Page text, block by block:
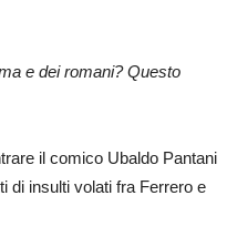
e dei romani? Questo
il comico Ubaldo Pantani
di insulti volati fra Ferrero e